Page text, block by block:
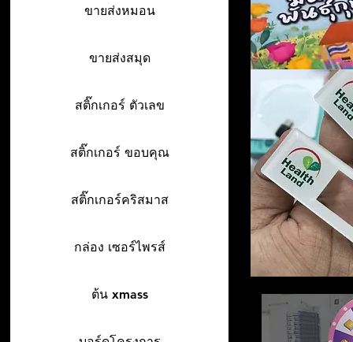
ขายส่งหมอน
ขายส่งสมุด
สติ๊กเกอร์ ตัวเลข
สติ๊กเกอร์ ขอบคุณ
สติ๊กเกอร์คริสมาส
กล่อง เซอร์ไพรส์
ต้น xmass